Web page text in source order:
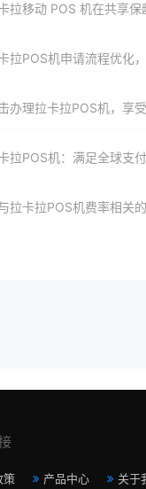
拉移动 POS 机在共享保
拉POS机申请流程优化
办理拉卡拉POS机，享
拉POS机：满足全球支
拉卡拉POS机费率相关
策 产品中心 关于